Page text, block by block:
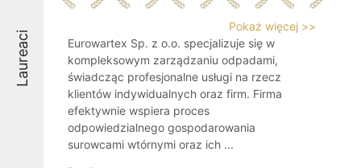
Laureaci
Pokaż więcej >>
Eurowartex Sp. z o.o. specjalizuje się w
kompleksowym zarządzaniu odpadami,
świadcząc profesjonalne usługi na rzecz
klientów indywidualnych oraz firm. Firma
efektywnie wspiera proces
odpowiedzialnego gospodarowania
surowcami wtórnymi oraz ich ...